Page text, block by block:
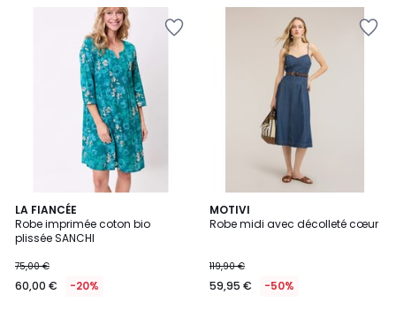
LA FIANCÉE
Robe imprimée coton bio
plissée SANCHI
75,00 €
60,00 € -20%
2
Couleurs
MOTIVI
Robe midi avec décolleté cœur
119,90 €
59,95 € -50%